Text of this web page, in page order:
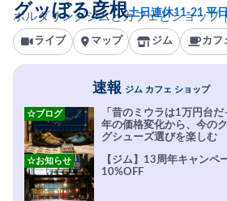
ボルダリングジムとカフェとショップ
グッぼる彦根土日連休11-21 平
ライブ マップ ジム カフ
速報 ジム カフェ ショップ
「昔のミウラは1万円台
年の価格変化から、今の
グシューズ選びを楽しむ
☆ブログ
【ジム】13周年キャンペ
10%OFF
☆お知らせ